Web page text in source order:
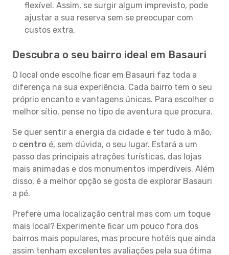
flexível. Assim, se surgir algum imprevisto, pode
ajustar a sua reserva sem se preocupar com
custos extra.
Descubra o seu bairro ideal em Basauri
O local onde escolhe ficar em Basauri faz toda a
diferença na sua experiência. Cada bairro tem o seu
próprio encanto e vantagens únicas. Para escolher o
melhor sítio, pense no tipo de aventura que procura.
Se quer sentir a energia da cidade e ter tudo à mão,
o centro é, sem dúvida, o seu lugar. Estará a um
passo das principais atrações turísticas, das lojas
mais animadas e dos monumentos imperdíveis. Além
disso, é a melhor opção se gosta de explorar Basauri
a pé.
Prefere uma localização central mas com um toque
mais local? Experimente ficar um pouco fora dos
bairros mais populares, mas procure hotéis que ainda
assim tenham excelentes avaliações pela sua ótima